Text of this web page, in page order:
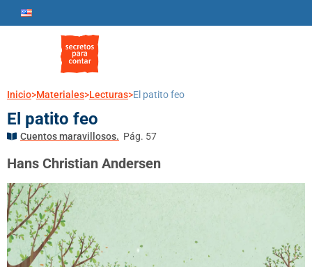
Inicio>Materiales>Lecturas>El patito feo
El patito feo
Cuentos maravillosos. Pág. 57
Hans Christian Andersen